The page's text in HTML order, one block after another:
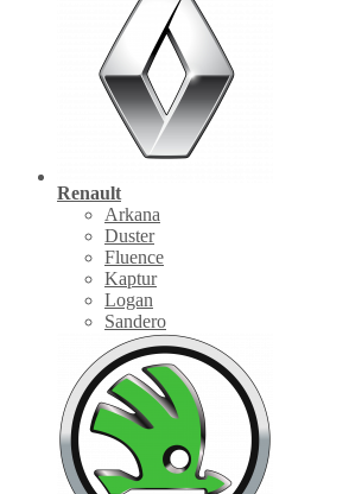
Renault
Arkana
Duster
Fluence
Kaptur
Logan
Sandero